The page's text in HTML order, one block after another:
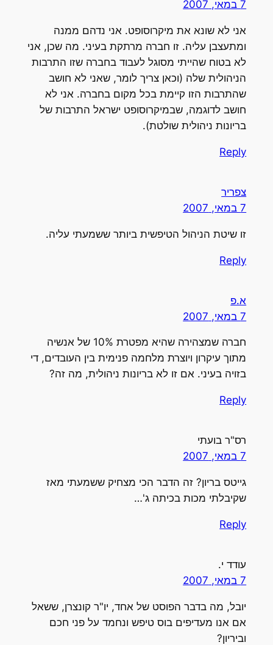
אני לא שונא את מיקרוסופט. אני נדהם ממנה
ומתעצבן עליה. זו חברה מרתקת בעיני. מה שכן, אני
לא בטוח שהייתי מסוגל לעבוד בחברה שזו התרבות
הניהולית שלה (וכאן צריך לומר, שאני לא חושב
שהתרבות הזו קיימת בכל מקום בחברה. אני לא
חושב לדוגמה, שבמיקרוסופט ישראל התרבות של
בריונות ניהולית שולטת).
Reply
צפריר
זו שיטת הניהול הטיפשית ביותר ששמעתי עליה.
Reply
א.פ
חברה שמצהירה שהיא מפטרת 10% של אנשיה
מתוך עיקרון ויוצרת מלחמה פנימית בין העובדים, די
בזויה בעיני. אם זו לא בריונות ניהולית, מה זה?
Reply
רס"ר בועתי
גייטס בריון? זה הדבר הכי מצחיק ששמעתי מאז
שקיבלתי מכות בכיתה ג'…
Reply
עודד י.
יובל, מה בדבר הפוסט של אחד, יו"ר קונצרן, ששאל
אם אנו מעדיפים בוס טיפש ונחמד על פני חכם
וביריון?